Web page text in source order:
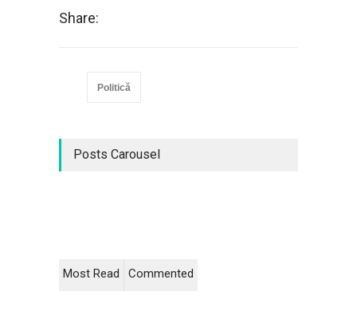
Share:
Politică
Posts Carousel
Most Read Commented